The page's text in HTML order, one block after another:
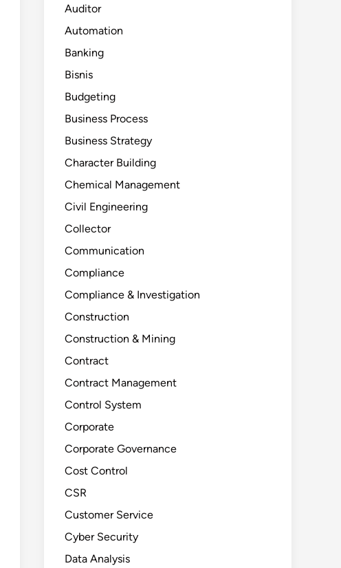
Auditor
Automation
Banking
Bisnis
Budgeting
Business Process
Business Strategy
Character Building
Chemical Management
Civil Engineering
Collector
Communication
Compliance
Compliance & Investigation
Construction
Construction & Mining
Contract
Contract Management
Control System
Corporate
Corporate Governance
Cost Control
CSR
Customer Service
Cyber Security
Data Analysis